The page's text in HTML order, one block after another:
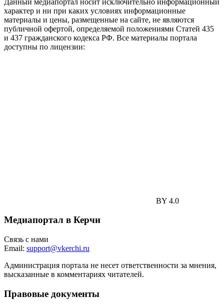
характер и ни при каких условиях информационные
материалы и цены, размещенные на сайте, не являются
публичной офертой, определяемой положениями Статей 435
и 437 гражданского кодекса РФ. Все материалы портала
доступны по лицензии:
BY 4.0
Медиапортал в Керчи
Связь с нами
Email: support@vkerchi.ru
Администрация портала не несет ответственности за мнения,
высказанные в комментариях читателей.
Правовые документы